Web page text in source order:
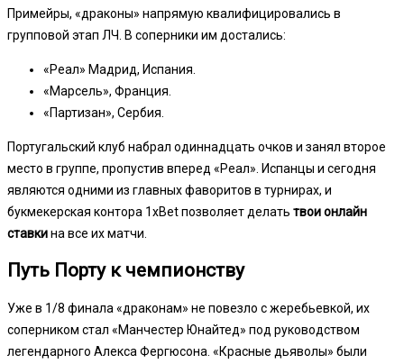
Примейры, «драконы» напрямую квалифицировались в
групповой этап ЛЧ. В соперники им достались:
«Реал» Мадрид, Испания.
«Марсель», Франция.
«Партизан», Сербия.
Португальский клуб набрал одиннадцать очков и занял второе
место в группе, пропустив вперед «Реал». Испанцы и сегодня
являются одними из главных фаворитов в турнирах, и
букмекерская контора 1xBet позволяет делать твои онлайн
ставкина все их матчи.
Путь Порту к чемпионству
Уже в 1/8 финала «драконам» не повезло с жеребьевкой, их
соперником стал «Манчестер Юнайтед» под руководством
легендарного Алекса Фергюсона. «Красные дьяволы» были